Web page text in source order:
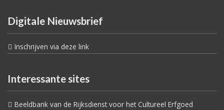
Digitale Nieuwsbrief
Inschrijven via deze link
Interessante sites
Beeldbank van de Rijksdienst voor het Cultureel Erfgoed